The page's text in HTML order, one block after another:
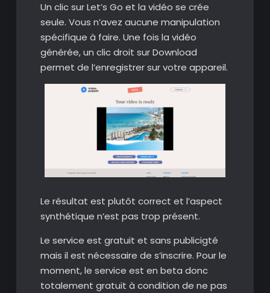
Un clic sur Let’s Go et la vidéo se crée
seule. Vous n’avez aucune manipulation
spécifique à faire. Une fois la vidéo
générée, un clic droit sur Download
permet de l’enregistrer sur votre appareil.
Le résultat est plutôt correct et l’aspect
synthétique n’est pas trop présent.
Le service est gratuit et sans publicigté
mais il est nécessaire de s’inscrire. Pour le
moment, le service est en beta donc
totalement gratuit à condition de ne pas